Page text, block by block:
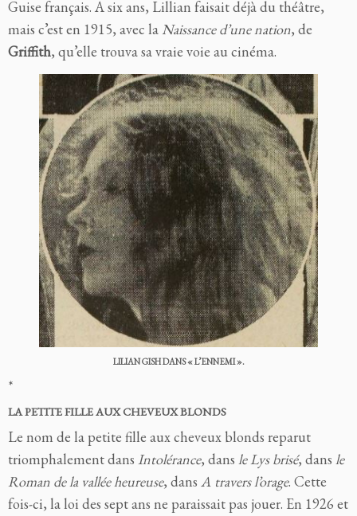
Guise français. A six ans, Lillian faisait déjà du théâtre,
mais c’est en 1915, avec la Naissance d’une nation, de
Griffith, qu’elle trouva sa vraie voie au cinéma.
LILIAN GISH DANS « L’ENNEMI ».
*
LA PETITE FILLE AUX CHEVEUX BLONDS
Le nom de la petite fille aux cheveux blonds reparut
triomphalement dans Intolérance, dans le Lys brisé, dans le
Roman de la vallée heureuse, dans A travers l’orage. Cette
fois-ci, la loi des sept ans ne paraissait pas jouer. En 1926 et